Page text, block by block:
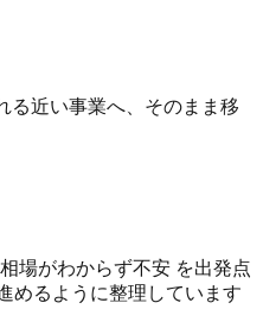
る近い事業へ、そのまま移
場がわからず不安 を出発点
めるように整理しています